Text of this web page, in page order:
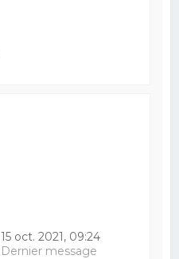
15 oct. 2021, 09:24
Dernier message